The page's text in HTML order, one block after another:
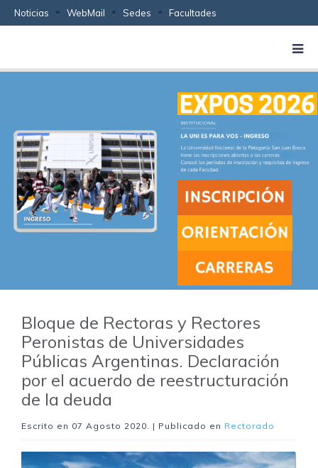
Noticias WebMail Sedes Facultades
Bloque de Rectoras y Rectores
Peronistas de Universidades
Públicas Argentinas. Declaración
por el acuerdo de reestructuración
de la deuda
Escrito en 07 Agosto 2020. | Publicado en Rectorado